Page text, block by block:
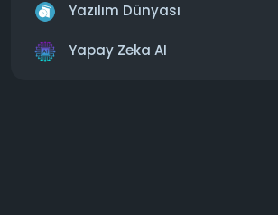
Yazılım Dünyası
Yapay Zeka AI